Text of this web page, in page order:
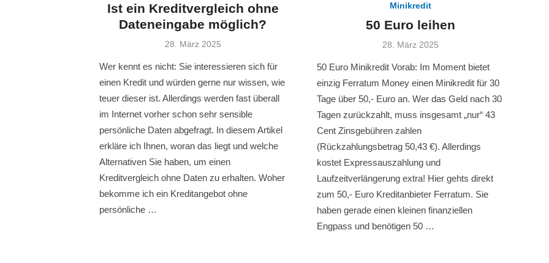
Ist ein Kreditvergleich ohne
Dateneingabe möglich?
Veröffentlicht
28. März 2025
Wer kennt es nicht: Sie interessieren sich für
einen Kredit und würden gerne nur wissen, wie
teuer dieser ist. Allerdings werden fast überall
im Internet vorher schon sehr sensible
persönliche Daten abgefragt. In diesem Artikel
erkläre ich Ihnen, woran das liegt und welche
Alternativen Sie haben, um einen
Kreditvergleich ohne Daten zu erhalten. Woher
bekomme ich ein Kreditangebot ohne
persönliche …
Minikredit
50 Euro leihen
Veröffentlicht
28. März 2025
50 Euro Minikredit Vorab: Im Moment bietet
einzig Ferratum Money einen Minikredit für 30
Tage über 50,- Euro an. Wer das Geld nach 30
Tagen zurückzahlt, muss insgesamt „nur“ 43
Cent Zinsgebühren zahlen
(Rückzahlungsbetrag 50,43 €). Allerdings
kostet Expressauszahlung und
Laufzeitverlängerung extra! Hier gehts direkt
zum 50,- Euro Kreditanbieter Ferratum. Sie
haben gerade einen kleinen finanziellen
Engpass und benötigen 50 …